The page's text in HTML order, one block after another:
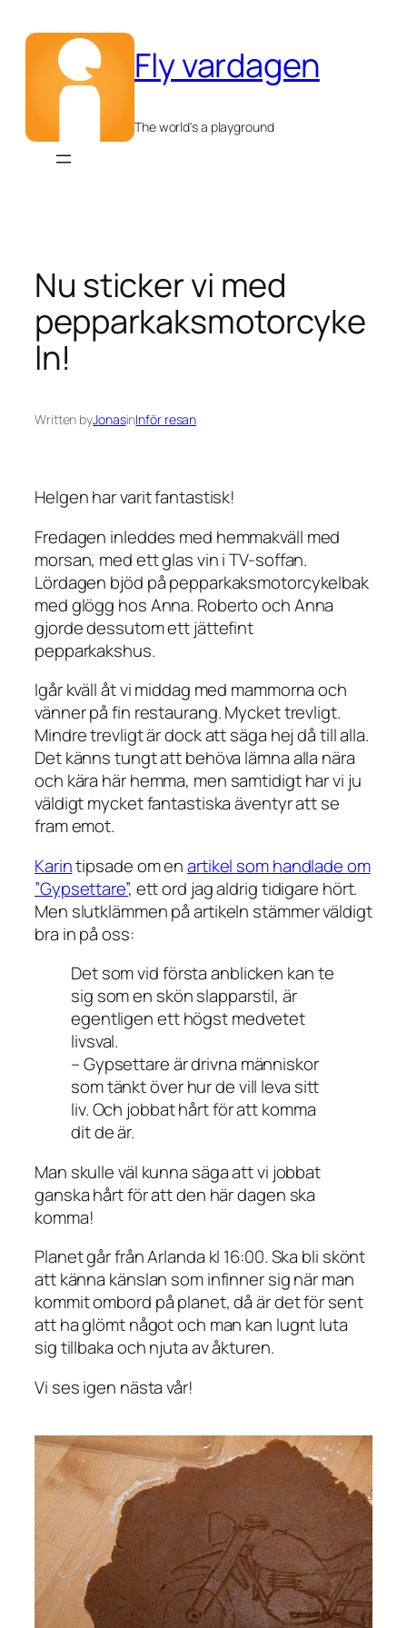
innehåll
Fly vardagen
The world's a playground
Nu sticker vi med
pepparkaksmotorcyke
ln!
Written byJonasinInför resan
Helgen har varit fantastisk!
Fredagen inleddes med hemmakväll med
morsan, med ett glas vin i TV-soffan.
Lördagen bjöd på pepparkaksmotorcykelbak
med glögg hos Anna. Roberto och Anna
gjorde dessutom ett jättefint
pepparkakshus.
Igår kväll åt vi middag med mammorna och
vänner på fin restaurang. Mycket trevligt.
Mindre trevligt är dock att säga hej då till alla.
Det känns tungt att behöva lämna alla nära
och kära här hemma, men samtidigt har vi ju
väldigt mycket fantastiska äventyr att se
fram emot.
Karintipsade om enartikel som handlade om
”Gypsettare”, ett ord jag aldrig tidigare hört.
Men slutklämmen på artikeln stämmer väldigt
bra in på oss:
Det som vid första anblicken kan te
sig som en skön slapparstil, är
egentligen ett högst medvetet
livsval.
– Gypsettare är drivna människor
som tänkt över hur de vill leva sitt
liv. Och jobbat hårt för att komma
dit de är.
Man skulle väl kunna säga att vi jobbat
ganska hårt för att den här dagen ska
komma!
Planet går från Arlanda kl 16:00. Ska bli skönt
att känna känslan som infinner sig när man
kommit ombord på planet, då är det för sent
att ha glömt något och man kan lugnt luta
sig tillbaka och njuta av åkturen.
Vi ses igen nästa vår!